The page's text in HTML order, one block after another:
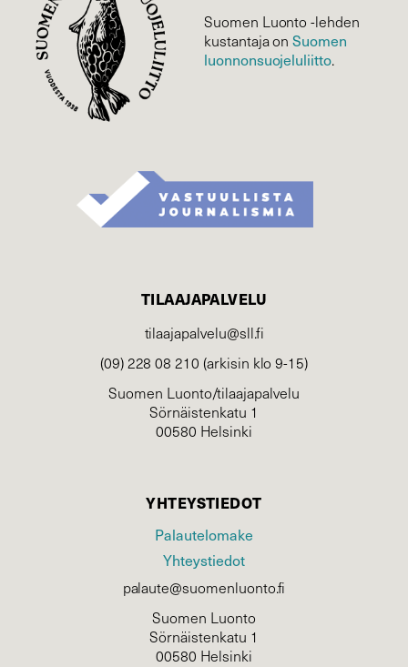
Suomen Luonto -lehden
kustantaja onSuomen
luonnonsuojelu­liitto.
TILAAJAPALVELU
tilaajapalvelu@sll.fi
(09) 228 08 210 (arkisin klo 9-15)
Suomen Luonto/tilaajapalvelu
Sörnäistenkatu 1
00580 Helsinki
YHTEYSTIEDOT
Palautelomake
Yhteystiedot
palaute@suomenluonto.fi
Suomen Luonto
Sörnäistenkatu 1
00580 Helsinki